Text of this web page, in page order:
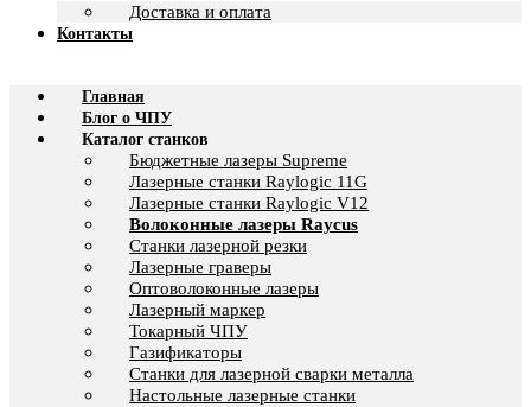
Доставка и оплата
Контакты
Главная
Блог о ЧПУ
Каталог станков
Бюджетные лазеры Supreme
Лазерные станки Raylogic 11G
Лазерные станки Raylogic V12
Волоконные лазеры Raycus
Станки лазерной резки
Лазерные граверы
Оптоволоконные лазеры
Лазерный маркер
Токарный ЧПУ
Газификаторы
Cтанки для лазерной сварки металла
Настольные лазерные станки